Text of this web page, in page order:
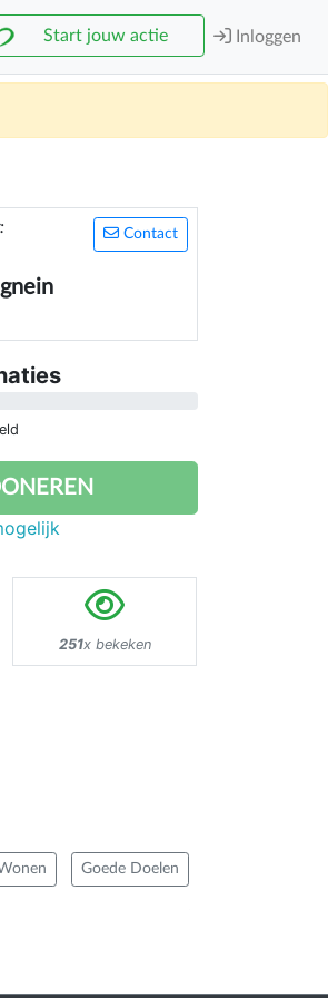
Start jouw actie Inloggen
Contact
251x bekeken
Goede Doelen